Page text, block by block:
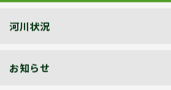
河川状況
お知らせ